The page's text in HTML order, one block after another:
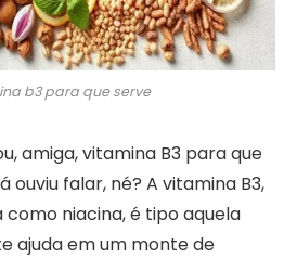
b3 para que serve
amiga, vitamina B3 para que
ouviu falar, né? A vitamina B3,
niacina, é tipo aquela
ajuda em um monte de